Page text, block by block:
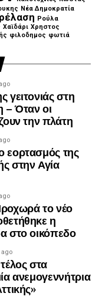
Νέα Δημοκρατία
Ρούλα
Χαϊδάρι Χρηστος
φιλοδημος φωτιά
στη
– Όταν οι
την πλάτη
εορτασμός της
στην Αγία
το νέο
η
στο οικόπεδο
στα
ανεμογεννήτρια